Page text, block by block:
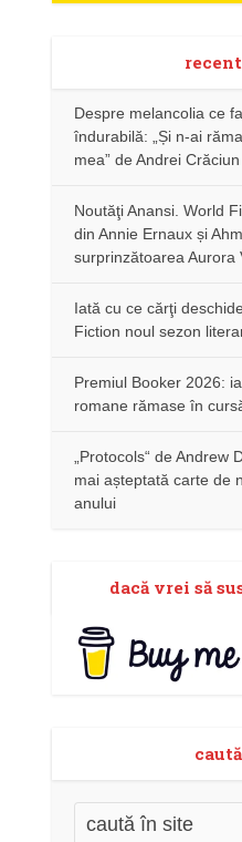
Despre melancolia ce
îndurabilă: „Și n-ai
mea” de Andrei Crăciun
Noutăţi Anansi. World
din Annie Ernaux și
surprinzătoarea Aurora
Iată cu ce cărţi
Fiction noul sezon
Premiul Booker 2026:
romane rămase în
„Protocols“ de Andrew
mai așteptată carte de
anului
dacă vrei să
caută